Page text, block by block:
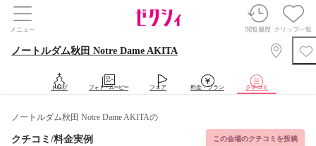
メニュー 閲覧履歴 クリップ一覧
ノートルダム秋田 Notre Dame AKITA
トップ フォト・ムービー フェア 料金・プラン クチコミ
ノートルダム秋田 Notre Dame AKITAの
クチコミ/料金実例 この会場のクチコミを投稿